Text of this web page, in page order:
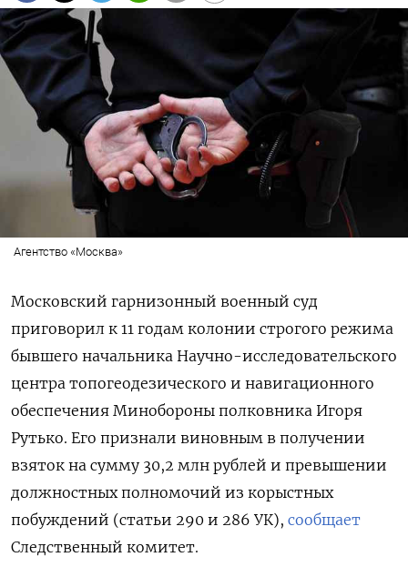
Агентство «Москва»
Московский гарнизонный военный суд
приговорил к 11 годам колонии строгого режима
бывшего начальника Научно-исследовательского
центра топогеодезического и навигационного
обеспечения Минобороны полковника Игоря
Рутько. Его признали виновным в получении
взяток на сумму 30,2 млн рублей и превышении
должностных полномочий из корыстных
побуждений (статьи 290 и 286 УК), сообщает
Следственный комитет.